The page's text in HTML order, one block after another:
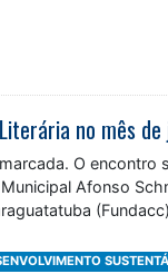
no mês de
O encontro
Afonso